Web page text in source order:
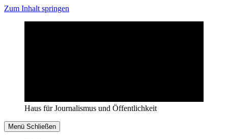
Zum Inhalt springen
Haus für Journalismus und Öffentlichkeit
Menü Schließen